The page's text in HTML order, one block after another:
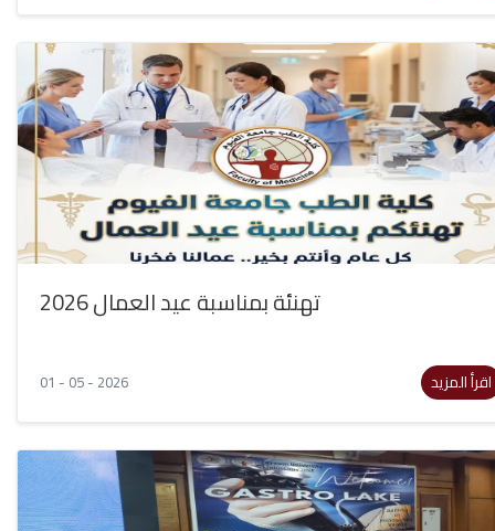
تهنئة بمناسبة عيد العمال 2026
01 - 05 - 2026 اقرأ المزيد